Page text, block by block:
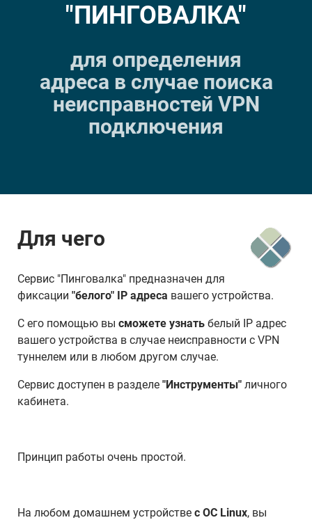
"ПИНГОВАЛКА"
для определения
адреса в случае поиска
неисправностей VPN
подключения
Для чего
Сервис "Пинговалка" предназначен для
фиксации "белого" IP адреса вашего устройства.
С его помощью вы сможете узнать белый IP адрес
вашего устройства в случае неисправности с VPN
туннелем или в любом другом случае.
Сервис доступен в разделе "Инструменты" личного
кабинета.
Принцип работы очень простой.
На любом домашнем устройстве c ОС Linux, вы